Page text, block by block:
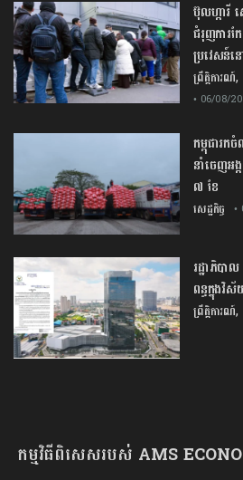
ប៊ុល​ហ្ការី ​ស្
ជំរុញ​ការ​
ប្រវេសន៍​
ព្រឹត្តិការណ៍,
• 06/08/
កម្ពុជារ
នាំចេញអ
៧ ខែ
សេដ្ឋកិច្ច •
រដ្ឋាភិប
ពន្ធក្នុង
ព្រឹត្តិការណ៍,
កម្មវិធីពិសេសរបស់ AMS